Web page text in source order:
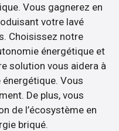
Vous gagnerez en
votre lavé
Choisissez notre
énergétique et
solution vous aidera à
Vous
De plus, vous
de l’écosystème en
briqué.